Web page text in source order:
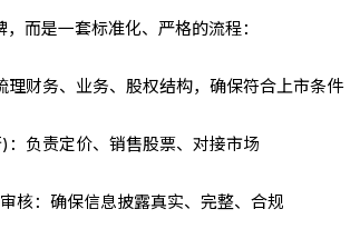
而是一套标准化、严格的流程：
理财务、业务、股权结构，确保符合上市条件
：负责定价、销售股票、对接市场
核：确保信息披露真实、完整、合规